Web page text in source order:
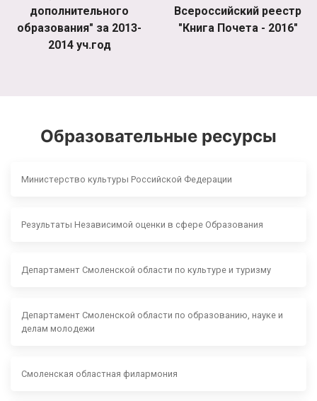
дополнительного
образования" за 2013-
2014 уч.год
Всероссийский реестр
"Книга Почета - 2016"
Образовательные ресурсы
Министерство культуры Российской Федерации
Результаты Независимой оценки в сфере Образования
Департамент Смоленской области по культуре и туризму
Департамент Смоленской области по образованию, науке и
делам молодежи
Смоленская областная филармония